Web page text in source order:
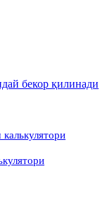
бекор қилинади